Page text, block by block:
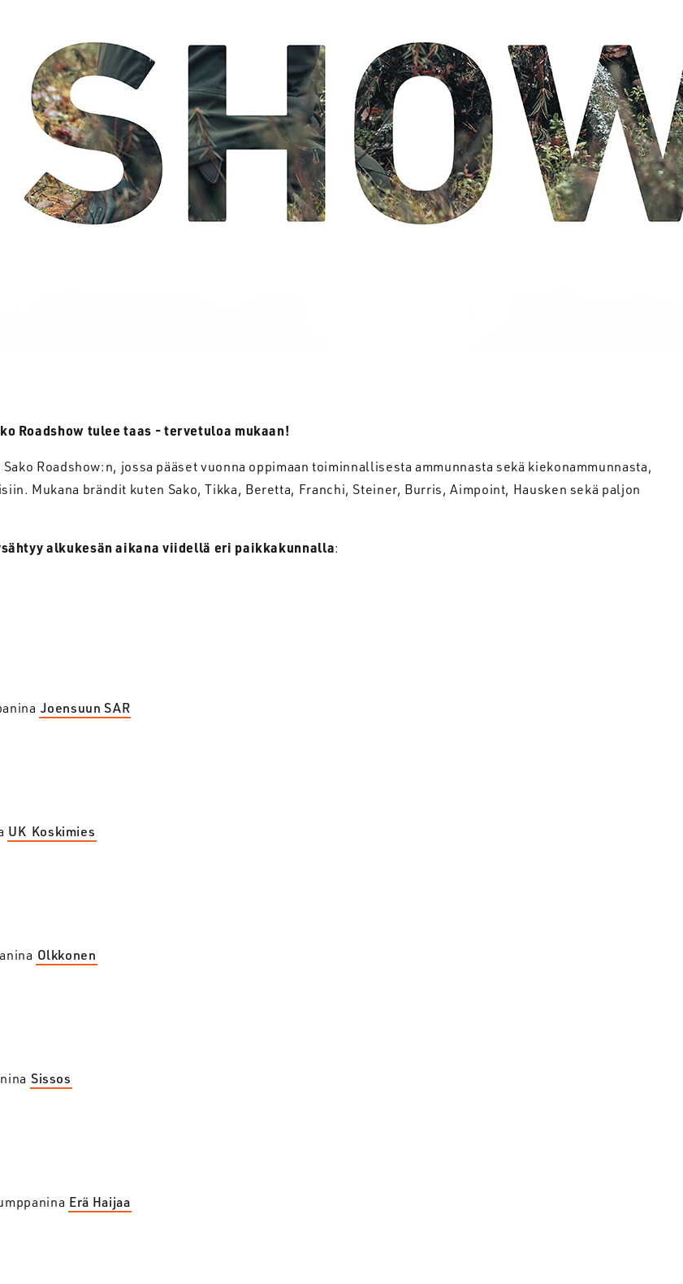
Roadshow tulee taas - tervetuloa mukaan!
Roadshow:n, jossa pääset vuonna oppimaan toiminnallisesta ammunnasta sekä kiekonammunnasta,
Mukana brändit kuten Sako, Tikka, Beretta, Franchi, Steiner, Burris, Aimpoint, Hausken sekä paljon
alkukesän aikana viidellä eri paikkakunnalla:
Joensuun SAR
UK Koskimies
Olkkonen
Sissos
Erä Haijaa